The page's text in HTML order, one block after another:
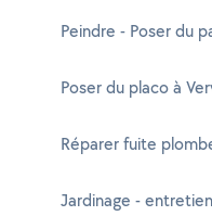
Peindre - Poser du
Poser du placo à
Réparer fuite
Jardinage -